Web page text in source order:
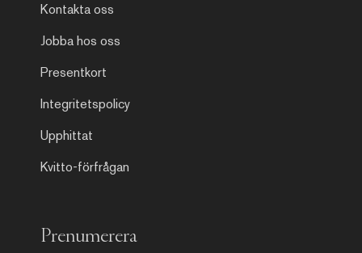
Kontakta oss
Jobba hos oss
Presentkort
Integritetspolicy
Upphittat
Kvitto-förfrågan
Prenumerera